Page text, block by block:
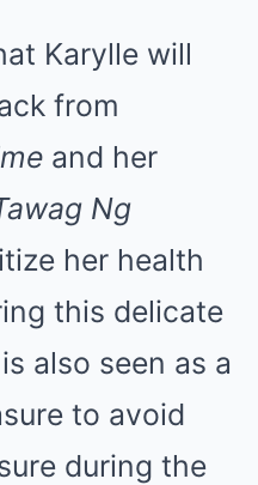
Karylle will
from
and her
Ng
her health
this delicate
also seen as a
to avoid
during the